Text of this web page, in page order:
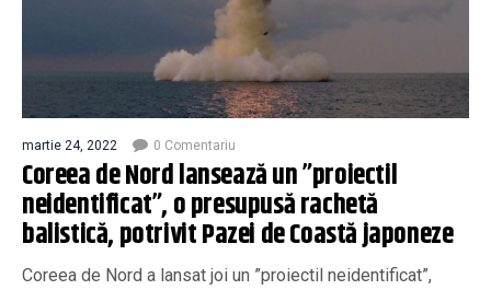
martie 24, 2022 0 Comentariu
Coreea de Nord lansează un ”proiectil
neidentificat”, o presupusă rachetă
balistică, potrivit Pazei de Coastă japoneze
Coreea de Nord a lansat joi un ”proiectil neidentificat”,